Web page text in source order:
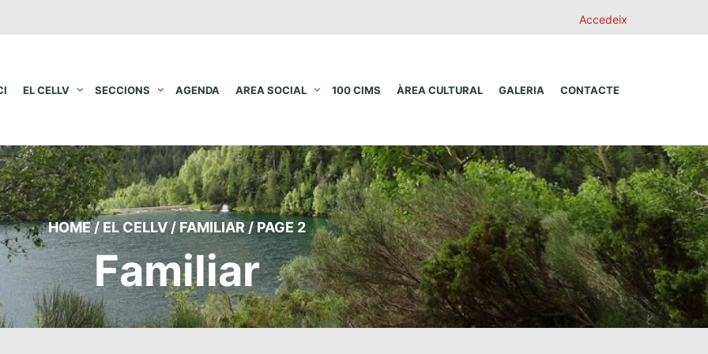
Accedeix
EL CELLV SECCIONS AGENDA AREA SOCIAL 100 CIMS ÀREA CULTURAL GALERIA CONTACTE
HOME / EL CELLV / FAMILIAR/ PAGE 2
Familiar